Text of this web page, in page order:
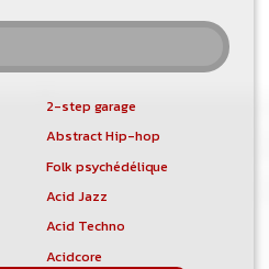
2-step garage
Abstract Hip-hop
Folk psychédélique
Acid Jazz
Acid Techno
Acidcore